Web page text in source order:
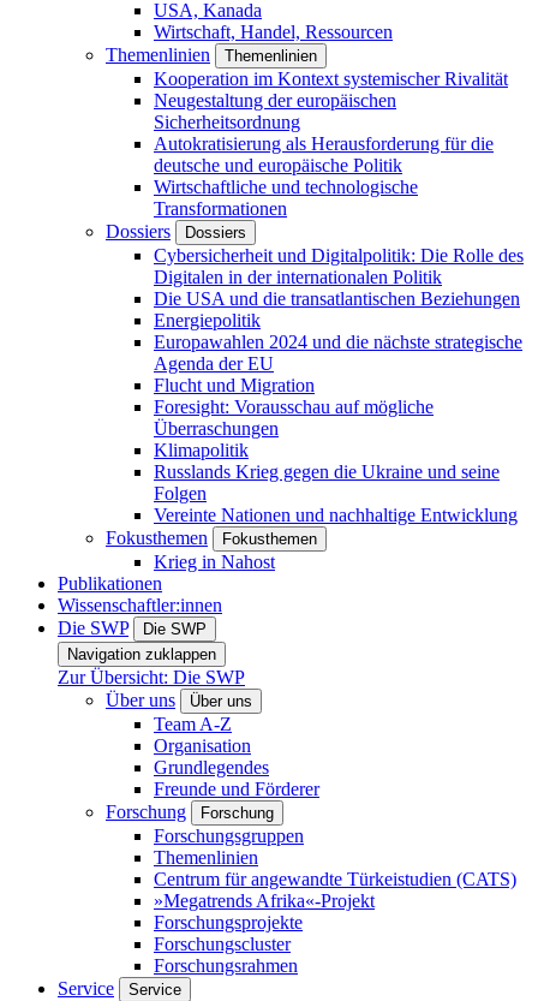
USA, Kanada
Wirtschaft, Handel, Ressourcen
Themenlinien
Themenlinien
Kooperation im Kontext systemischer Rivalität
Neugestaltung der europäischen
Sicherheitsordnung
Autokratisierung als Herausforderung für die
deutsche und europäische Politik
Wirtschaftliche und technologische
Transformationen
Dossiers
Dossiers
Cybersicherheit und Digitalpolitik: Die Rolle des
Digitalen in der internationalen Politik
Die USA und die transatlantischen Beziehungen
Energiepolitik
Europawahlen 2024 und die nächste strategische
Agenda der EU
Flucht und Migration
Foresight: Vorausschau auf mögliche
Überraschungen
Klimapolitik
Russlands Krieg gegen die Ukraine und seine
Folgen
Vereinte Nationen und nachhaltige Entwicklung
Fokusthemen
Fokusthemen
Krieg in Nahost
Publikationen
Wissenschaftler:innen
Die SWP
Die SWP
Navigation zuklappen
Zur Übersicht: Die SWP
Über uns
Über uns
Team A-Z
Organisation
Grundlegendes
Freunde und Förderer
Forschung
Forschung
Forschungsgruppen
Themenlinien
Centrum für angewandte Türkeistudien (CATS)
»Megatrends Afrika«-Projekt
Forschungsprojekte
Forschungscluster
Forschungsrahmen
Service
Service